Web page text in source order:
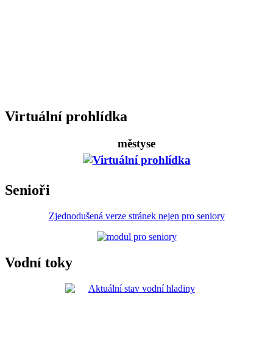
Virtuální prohlídka
městyse
Senioři
Zjednodušená verze stránek nejen pro seniory
Vodní toky